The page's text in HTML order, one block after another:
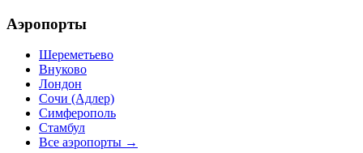
Аэропорты
Шереметьево
Внуково
Лондон
Сочи (Адлер)
Симферополь
Стамбул
Все аэропорты →